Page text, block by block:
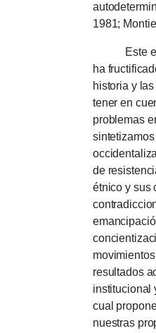
1981;
Este
ha
historia y
tener en
problemas
de
étnico y sus
resultados
institucional
cual
nuestras